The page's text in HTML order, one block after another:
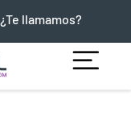
¿Te llamamos?